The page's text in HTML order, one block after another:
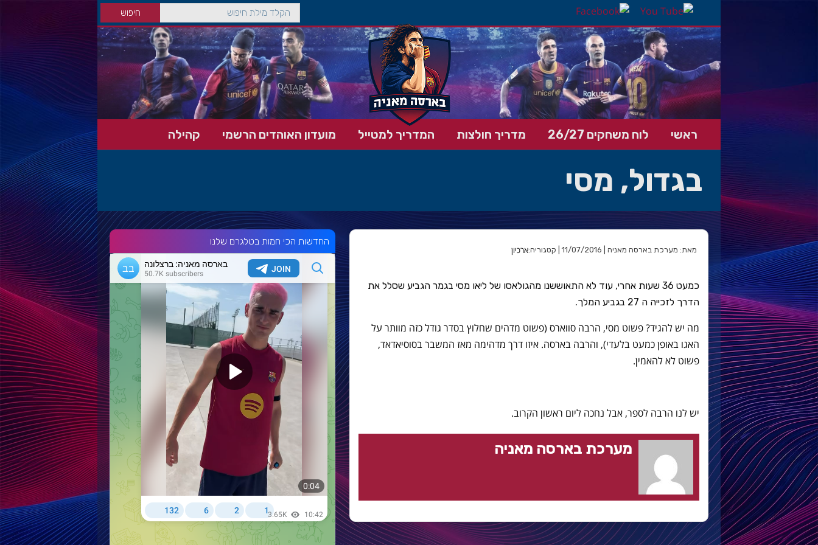
ראשי לוח משחקים 26/27 מדריך חולצות המדריך למטייל מועדון האוהדים הרשמי קהילה
בגדול, מסי
מאת: מערכת בארסה מאניה | 11/07/2016 | קטגוריה: ארכיון
כמעט 36 שעות אחרי, עוד לא התאוששנו מהגולאסו של ליאו מסי בגמר הגביע שסלל את
הדרך לזכייה ה 27 בגביע המלך.
מה יש להגיד? פשוט מסי, הרבה סווארס (פשוט מדהים שחלוץ בסדר גודל כזה מוותר על
האגו באופן כמעט בלעדי), והרבה בארסה. איזו דרך מדהימה מאז המשבר בסוסיאדאד,
פשוט לא להאמין.
יש לנו הרבה לספר, אבל נחכה ליום ראשון הקרוב.
מערכת בארסה מאניה
החדשות הכי חמות בטלגרם שלנו